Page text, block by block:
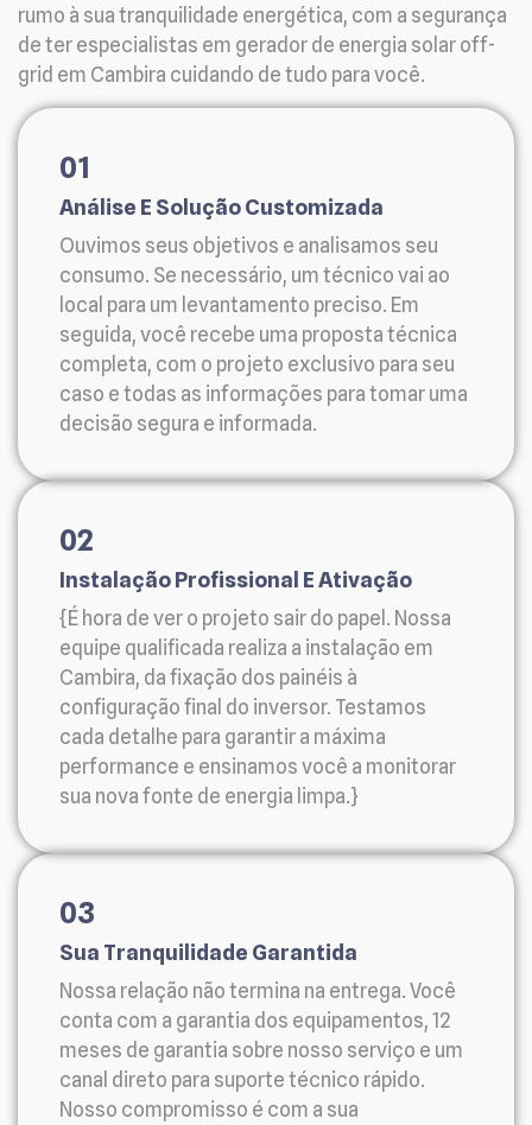
rumo à sua tranquilidade energética, com a segurança
de ter especialistas em gerador de energia solar off-
grid em Cambira cuidando de tudo para você.
01
Análise E Solução Customizada
Ouvimos seus objetivos e analisamos seu
consumo. Se necessário, um técnico vai ao
local para um levantamento preciso. Em
seguida, você recebe uma proposta técnica
completa, com o projeto exclusivo para seu
caso e todas as informações para tomar uma
decisão segura e informada.
02
Instalação Profissional E Ativação
{É hora de ver o projeto sair do papel. Nossa
equipe qualificada realiza a instalação em
Cambira, da fixação dos painéis à
configuração final do inversor. Testamos
cada detalhe para garantir a máxima
performance e ensinamos você a monitorar
sua nova fonte de energia limpa.}
03
Sua Tranquilidade Garantida
Nossa relação não termina na entrega. Você
conta com a garantia dos equipamentos, 12
meses de garantia sobre nosso serviço e um
canal direto para suporte técnico rápido.
Nosso compromisso é com a sua